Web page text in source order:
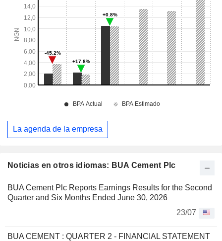
Noticias en otros idiomas: BUA Cement Plc
BUA Cement Plc Reports Earnings Results for the Second
Quarter and Six Months Ended June 30, 2026
23/07
BUA CEMENT : QUARTER 2 - FINANCIAL STATEMENT
La agenda de la empresa